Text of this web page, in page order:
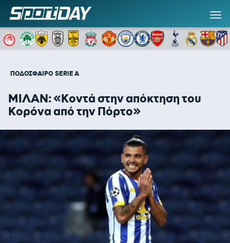
ΠΟΔΟΣΦΑΙΡΟ SERIE A
ΜΙΛΑΝ: «Κοντά στην απόκτηση του
Κορόνα από την Πόρτο»